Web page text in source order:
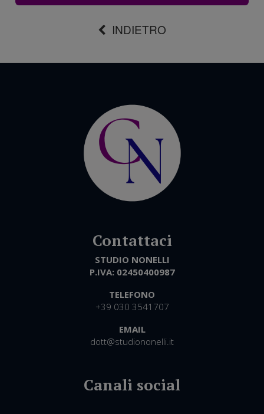
INDIETRO
STUDIO NONELLI
P.IVA: 02450400987
TELEFONO
+39 030 3541707
EMAIL
dott@studiononelli.it